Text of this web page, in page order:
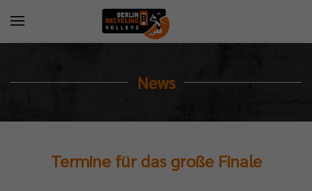
News
Termine für das große Finale